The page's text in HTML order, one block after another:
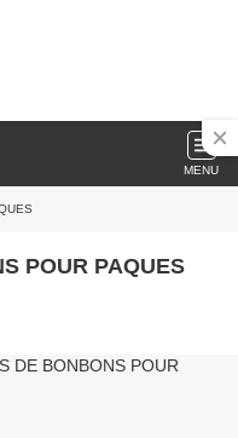
MENU
POUR PAQUES